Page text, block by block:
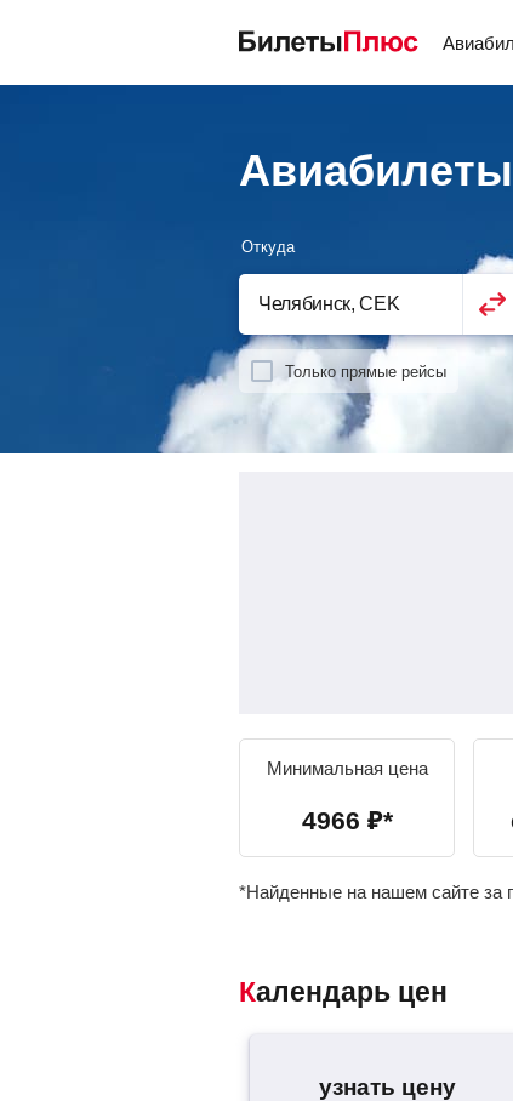
Откуда
Только прямые рейсы
Минимальная цена
4966 ₽*
*Найденные на нашем сайте за
Календарь цен
узнать цену